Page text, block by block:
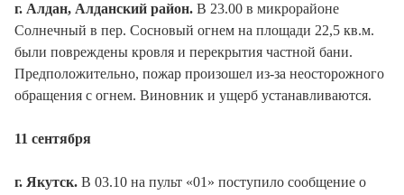
г. Алдан, Алданский район. В 23.00 в микрорайоне
Солнечный в пер. Сосновый огнем на площади 22,5 кв.м.
были повреждены кровля и перекрытия частной бани.
Предположительно, пожар произошел из-за неосторожного
обращения с огнем. Виновник и ущерб устанавливаются.
11 сентября
г. Якутск. В 03.10 на пульт «01» поступило сообщение о